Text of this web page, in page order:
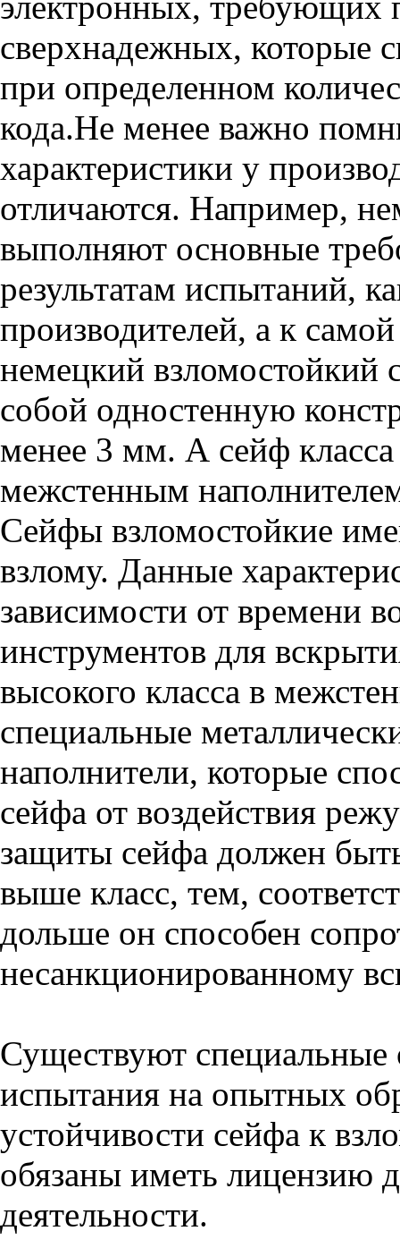
сверхнадежных, которые
при определенном
кода.Не менее важно
характеристики у
отличаются. Например,
выполняют основные
результатам испытаний,
производителей, а к
немецкий взломостойкий
собой одностенную
менее 3 мм. А сейф
межстенным
Сейфы взломостойкие
взлому. Данные
зависимости от времени
инструментов для
высокого класса в
специальные
наполнители, которые
сейфа от воздействия
защиты сейфа должен
выше класс, тем,
дольше он способен
несанкционированному
Существуют специальные
испытания на опытных
устойчивости сейфа к
обязаны иметь лицензию
деятельности.